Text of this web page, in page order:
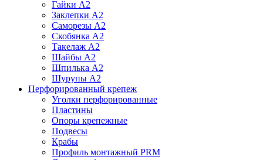
Гайки А2
Заклепки А2
Саморезы А2
Скобянка А2
Такелаж А2
Шайбы А2
Шпилька А2
Шурупы А2
Перфорированный крепеж
Уголки перфорированные
Пластины
Опоры крепежные
Подвесы
Крабы
Профиль монтажный PRM